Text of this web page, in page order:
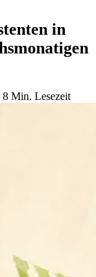
in
8 Min. Lesezeit